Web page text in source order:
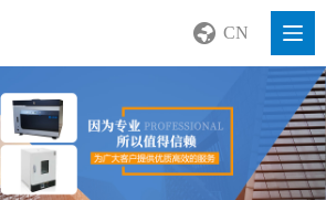
CN